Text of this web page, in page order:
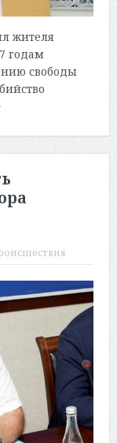
жителя
годам
свободы